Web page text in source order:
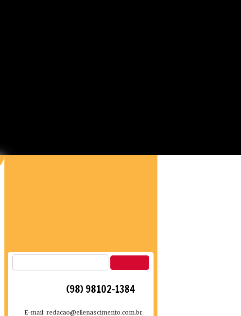
(98) 98102-1384
E-mail: redacao@ellenascimento.com.br